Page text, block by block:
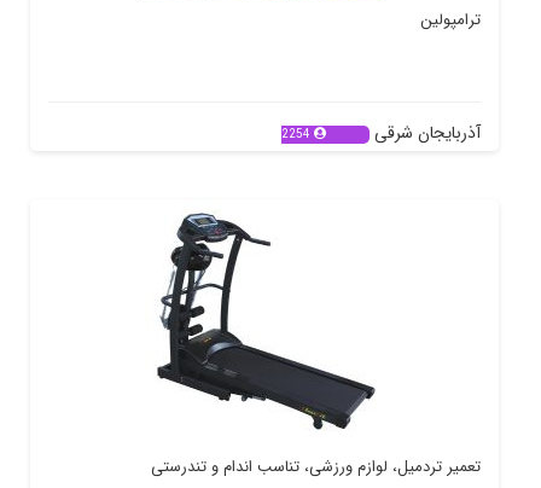
ترامپولین
آذربایجان شرقی 2254
تعمیر تردمیل، لوازم ورزشی، تناسب اندام و تندرستی